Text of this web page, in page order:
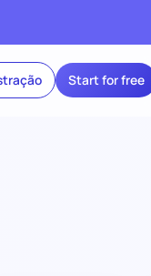
Start for free